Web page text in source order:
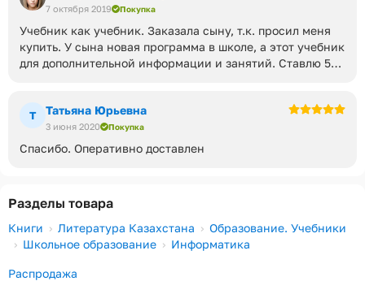
7 октября 2019 Покупка
Учебник как учебник. Заказала сыну, т.к. просил меня
купить. У сына новая программа в школе, а этот учебник
для дополнительной информации и занятий. Ставлю 5
Т Татьяна Юрьевна
3 июня 2020 Покупка
Спасибо. Оперативно доставлен
Разделы товара
Книги Литература Казахстана
Образование. Учебники
Школьное образование
Информатика
Распродажа